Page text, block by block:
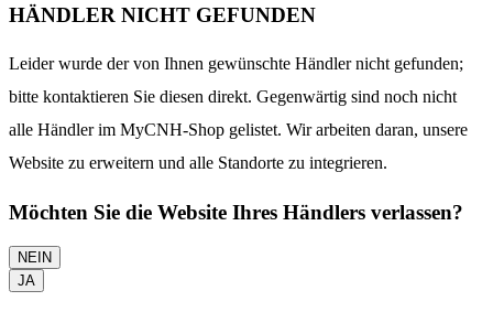
HÄNDLER NICHT GEFUNDEN
Leider wurde der von Ihnen gewünschte Händler nicht gefunden;
bitte kontaktieren Sie diesen direkt. Gegenwärtig sind noch nicht
alle Händler im MyCNH-Shop gelistet. Wir arbeiten daran, unsere
Website zu erweitern und alle Standorte zu integrieren.
Möchten Sie die Website Ihres Händlers verlassen?
NEIN
JA